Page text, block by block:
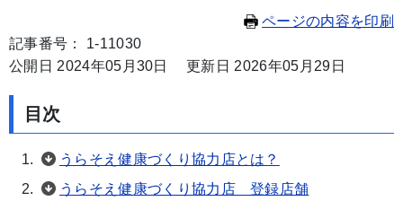
ページの内容を印刷
記事番号： 1-11030
公開日 2024年05月30日
更新日 2026年05月29日
目次
うらそえ健康づくり協力店とは？
うらそえ健康づくり協力店 登録店舗